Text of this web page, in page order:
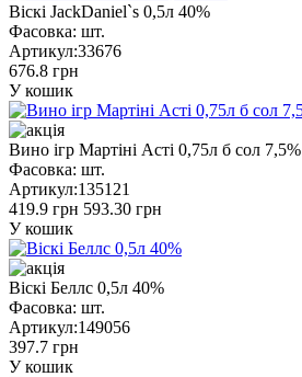
Віскі JackDaniel`s 0,5л 40%
Фасовка: шт.
Артикул:33676
676.8 грн
У кошик
Вино ігр Мартіні Асті 0,75л б сол 7,5%
Фасовка: шт.
Артикул:135121
419.9 грн 593.30 грн
У кошик
Віскі Беллс 0,5л 40%
Фасовка: шт.
Артикул:149056
397.7 грн
У кошик